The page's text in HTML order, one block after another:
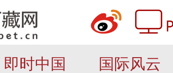
即时中国 国际风云